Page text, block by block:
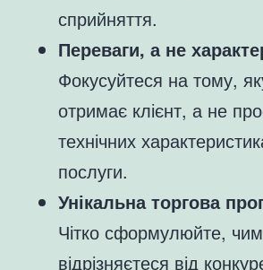
сприйняття.
Переваги, а не
Фокусуйтеся на тому,
отримає клієнт, а не
технічних
послуги.
Унікальна торгова
Чітко сформулюйте,
відрізняєтеся від